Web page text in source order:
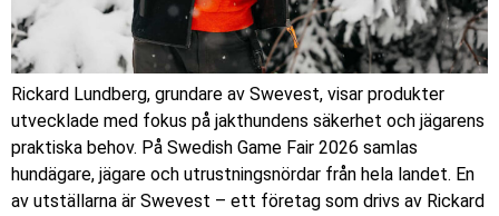
Rickard Lundberg, grundare av Swevest, visar produkter
utvecklade med fokus på jakthundens säkerhet och jägarens
praktiska behov. På Swedish Game Fair 2026 samlas
hundägare, jägare och utrustningsnördar från hela landet. En
av utställarna är Swevest – ett företag som drivs av Rickard